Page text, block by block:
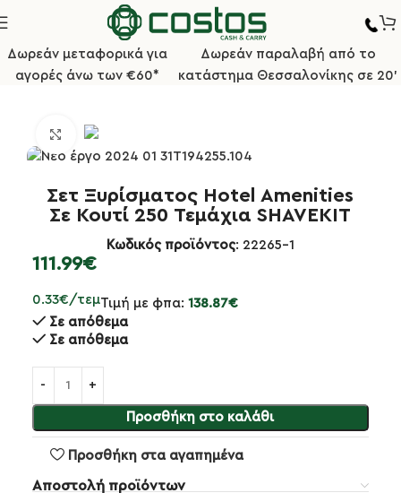
Δωρεάν μεταφορικά για
αγορές άνω των €60*
Δωρεάν παραλαβή από το
κατάστημα Θεσσαλονίκης σε 20'
Αρχική σελίδα Ξενοδοχειακό/Μπουφές Hotel Amenities
Κλικ για μεγέθυνση
Σετ Ξυρίσματος Hotel Amenities
Σε Κουτί 250 Τεμάχια SHAVEKIT
Κωδικός προϊόντος: 22265-1
111.99€
0.33€/τεμΤιμή με φπα: 138.87€
Σε απόθεμα
Σε απόθεμα
Προσθήκη στο καλάθι
Προσθήκη στα αγαπημένα
Αποστολή προϊόντων